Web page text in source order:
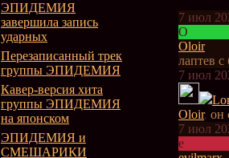
ЭПИДЕМИЯ
завершила запись
ударных
Перезаписанный трек
группы ЭПИДЕМИЯ
Кавер-версия хита
группы ЭПИДЕМИЯ
на японском
ЭПИДЕМИЯ и
СМЕШАРИКИ
7 июл
O
Oloir
лаптев с
7 июл
Oloir, он
7 июл
e